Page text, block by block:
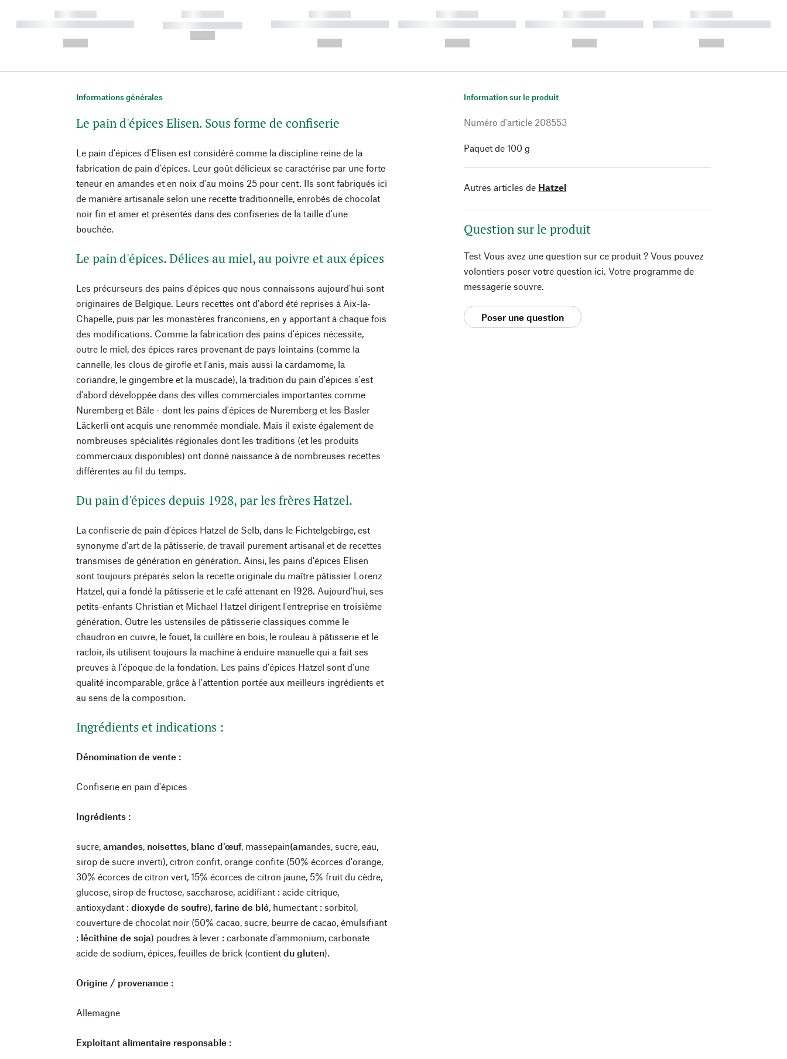
------------
----------- ----------- ----------
------------
----------- -----------
------------
----------- ----------- ----------
------------
----------- ----------- ----------
------------
----------- ----------- ----------
------------
----------- ----------- ----------
Informations générales
Le pain d'épices Elisen. Sous forme de confiserie
Le pain d'épices d'Elisen est considéré comme la discipline reine de la
fabrication de pain d'épices. Leur goût délicieux se caractérise par une forte
teneur en amandes et en noix d'au moins 25 pour cent. Ils sont fabriqués ici
de manière artisanale selon une recette traditionnelle, enrobés de chocolat
noir fin et amer et présentés dans des confiseries de la taille d'une
bouchée.
Le pain d'épices. Délices au miel, au poivre et aux épices
Les précurseurs des pains d'épices que nous connaissons aujourd'hui sont
originaires de Belgique. Leurs recettes ont d'abord été reprises à Aix-la-
Chapelle, puis par les monastères franconiens, en y apportant à chaque fois
des modifications. Comme la fabrication des pains d'épices nécessite,
outre le miel, des épices rares provenant de pays lointains (comme la
cannelle, les clous de girofle et l'anis, mais aussi la cardamome, la
coriandre, le gingembre et la muscade), la tradition du pain d'épices s'est
d'abord développée dans des villes commerciales importantes comme
Nuremberg et Bâle - dont les pains d'épices de Nuremberg et les Basler
Läckerli ont acquis une renommée mondiale. Mais il existe également de
nombreuses spécialités régionales dont les traditions (et les produits
commerciaux disponibles) ont donné naissance à de nombreuses recettes
différentes au fil du temps.
Du pain d'épices depuis 1928, par les frères Hatzel.
La confiserie de pain d'épices Hatzel de Selb, dans le Fichtelgebirge, est
synonyme d'art de la pâtisserie, de travail purement artisanal et de recettes
transmises de génération en génération. Ainsi, les pains d'épices Elisen
sont toujours préparés selon la recette originale du maître pâtissier Lorenz
Hatzel, qui a fondé la pâtisserie et le café attenant en 1928. Aujourd'hui, ses
petits-enfants Christian et Michael Hatzel dirigent l'entreprise en troisième
génération. Outre les ustensiles de pâtisserie classiques comme le
chaudron en cuivre, le fouet, la cuillère en bois, le rouleau à pâtisserie et le
racloir, ils utilisent toujours la machine à enduire manuelle qui a fait ses
preuves à l'époque de la fondation. Les pains d'épices Hatzel sont d'une
qualité incomparable, grâce à l'attention portée aux meilleurs ingrédients et
au sens de la composition.
Ingrédients et indications :
Dénomination de vente :
Confiserie en pain d'épices
Ingrédients :
sucre,amandes, noisettes, blanc d'œuf, massepain(amandes, sucre, eau,
sirop de sucre inverti), citron confit, orange confite (50% écorces d'orange,
30% écorces de citron vert, 15% écorces de citron jaune, 5% fruit du cèdre,
glucose, sirop de fructose, saccharose, acidifiant : acide citrique,
antioxydant :dioxyde de soufre),farine de blé, humectant : sorbitol,
couverture de chocolat noir (50% cacao, sucre, beurre de cacao, émulsifiant
: lécithine de soja) poudres à lever : carbonate d'ammonium, carbonate
acide de sodium, épices, feuilles de brick (contientdu gluten).
Origine / provenance :
Allemagne
Exploitant alimentaire responsable :
Information sur le produit
Numéro d'article 208553
Paquet de 100 g
Autres articles de Hatzel
Question sur le produit
Test Vous avez une question sur ce produit ? Vous pouvez
volontiers poser votre question ici. Votre programme de
messagerie souvre.
Poser une question